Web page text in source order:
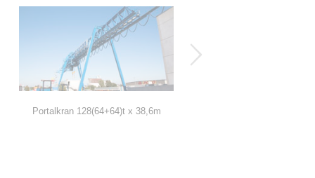
Portalkran 128(64+64)t x 38,6m